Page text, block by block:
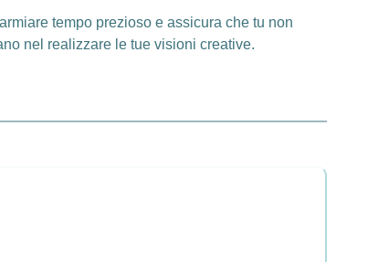
tempo prezioso e assicura che tu non
nel realizzare le tue visioni creative.